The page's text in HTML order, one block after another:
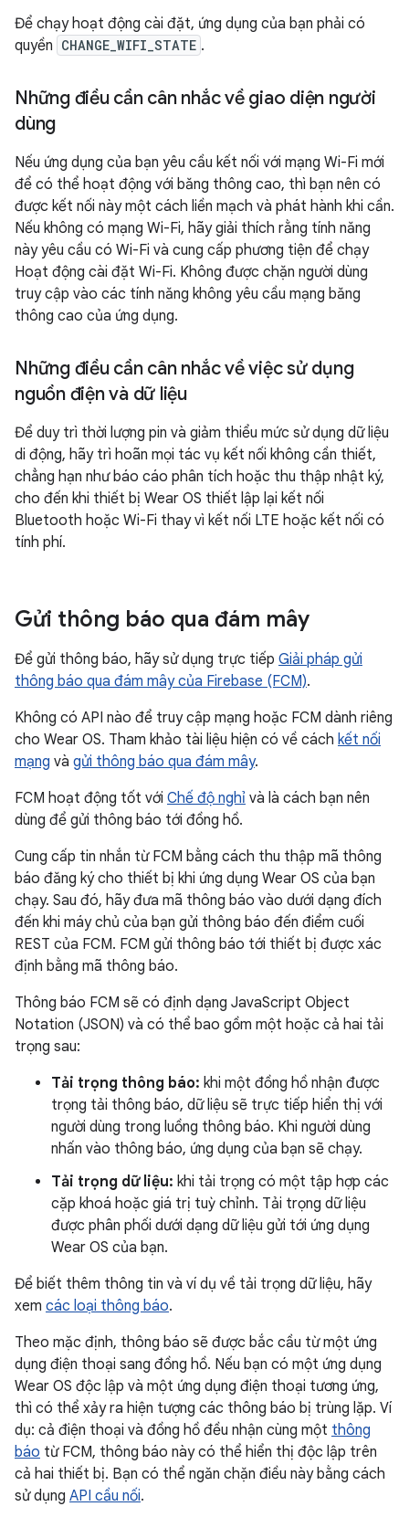
Để chạy hoạt động cài đặt, ứng dụng của bạn phải có
quyền CHANGE_WIFI_STATE .
Những điều cần cân nhắc về giao diện người
dùng
Nếu ứng dụng của bạn yêu cầu kết nối với mạng Wi-Fi mới
để có thể hoạt động với băng thông cao, thì bạn nên có
được kết nối này một cách liền mạch và phát hành khi cần.
Nếu không có mạng Wi-Fi, hãy giải thích rằng tính năng
này yêu cầu có Wi-Fi và cung cấp phương tiện để chạy
Hoạt động cài đặt Wi-Fi. Không được chặn người dùng
truy cập vào các tính năng không yêu cầu mạng băng
thông cao của ứng dụng.
Những điều cần cân nhắc về việc sử dụng
nguồn điện và dữ liệu
Để duy trì thời lượng pin và giảm thiểu mức sử dụng dữ liệu
di động, hãy trì hoãn mọi tác vụ kết nối không cần thiết,
chẳng hạn như báo cáo phân tích hoặc thu thập nhật ký,
cho đến khi thiết bị Wear OS thiết lập lại kết nối
Bluetooth hoặc Wi-Fi thay vì kết nối LTE hoặc kết nối có
tính phí.
Gửi thông báo qua đám mây
Để gửi thông báo, hãy sử dụng trực tiếp Giải pháp gửi
thông báo qua đám mây của Firebase (FCM).
Không có API nào để truy cập mạng hoặc FCM dành riêng
cho Wear OS. Tham khảo tài liệu hiện có về cách kết nối
mạng và gửi thông báo qua đám mây.
FCM hoạt động tốt với Chế độ nghỉ và là cách bạn nên
dùng để gửi thông báo tới đồng hồ.
Cung cấp tin nhắn từ FCM bằng cách thu thập mã thông
báo đăng ký cho thiết bị khi ứng dụng Wear OS của bạn
chạy. Sau đó, hãy đưa mã thông báo vào dưới dạng đích
đến khi máy chủ của bạn gửi thông báo đến điểm cuối
REST của FCM. FCM gửi thông báo tới thiết bị được xác
định bằng mã thông báo.
Thông báo FCM sẽ có định dạng JavaScript Object
Notation (JSON) và có thể bao gồm một hoặc cả hai tải
trọng sau:
Tải trọng thông báo: khi một đồng hồ nhận được
trọng tải thông báo, dữ liệu sẽ trực tiếp hiển thị với
người dùng trong luồng thông báo. Khi người dùng
nhấn vào thông báo, ứng dụng của bạn sẽ chạy.
Tải trọng dữ liệu: khi tải trọng có một tập hợp các
cặp khoá hoặc giá trị tuỳ chỉnh. Tải trọng dữ liệu
được phân phối dưới dạng dữ liệu gửi tới ứng dụng
Wear OS của bạn.
Để biết thêm thông tin và ví dụ về tải trọng dữ liệu, hãy
xem các loại thông báo.
Theo mặc định, thông báo sẽ được bắc cầu từ một ứng
dụng điện thoại sang đồng hồ. Nếu bạn có một ứng dụng
Wear OS độc lập và một ứng dụng điện thoại tương ứng,
thì có thể xảy ra hiện tượng các thông báo bị trùng lặp. Ví
dụ: cả điện thoại và đồng hồ đều nhận cùng một thông
báo từ FCM, thông báo này có thể hiển thị độc lập trên
cả hai thiết bị. Bạn có thể ngăn chặn điều này bằng cách
sử dụng API cầu nối.